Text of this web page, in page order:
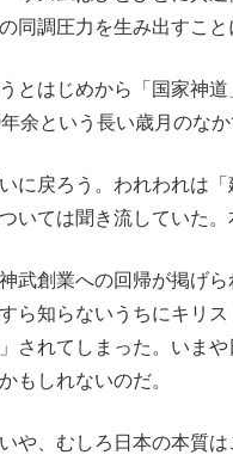
同調圧力を生み出すこ
とはじめから「国家神
余という長い歳月のな
に戻ろう。われわれは「
いては聞き流していた
武創業への回帰が掲げ
ら知らないうちにキリ
されてしまった。いま
もしれないのだ。
や、むしろ日本の本質